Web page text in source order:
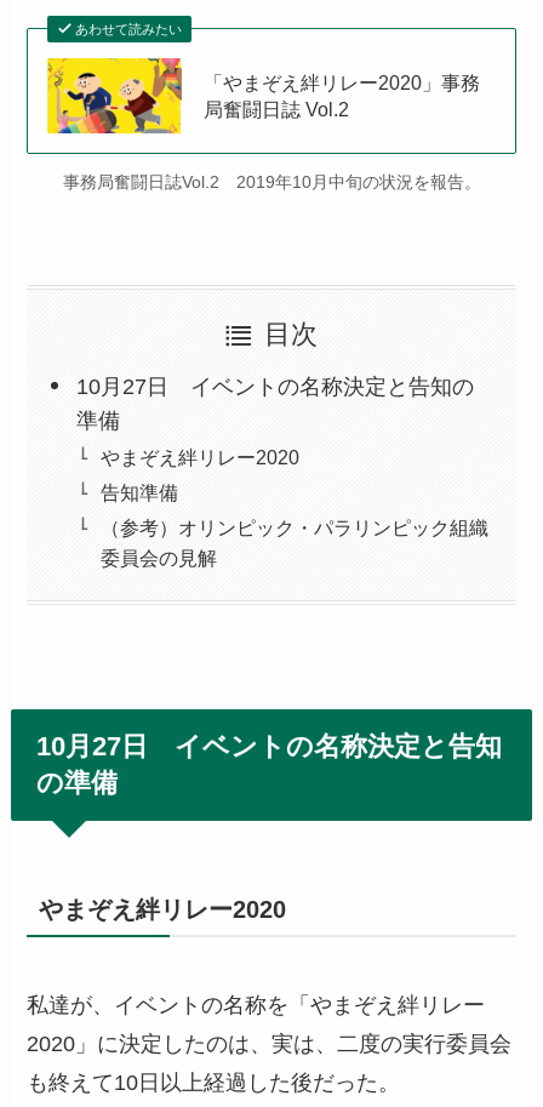
あわせて読みたい
「やまぞえ絆リレー2020」事務
局奮闘日誌 Vol.2
事務局奮闘日誌Vol.2 2019年10月中旬の状況を報告。
目次
10月27日 イベントの名称決定と告知の
準備
やまぞえ絆リレー2020
告知準備
（参考）オリンピック・パラリンピック組織
委員会の見解
10月27日 イベントの名称決定と告知
の準備
やまぞえ絆リレー2020
私達が、イベントの名称を「やまぞえ絆リレー
2020」に決定したのは、実は、二度の実行委員会
も終えて10日以上経過した後だった。